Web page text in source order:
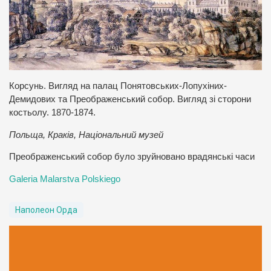
Корсунь. Вигляд на палац Понятовських-Лопухіних-
Демидових та Преображенський собор. Вигляд зі сторони
костьолу. 1870-1874.
Польща, Краків, Національний музей
Преображенський собор було зруйновано врадянські часи
Galeria Malarstva Polskiego
Наполеон Орда